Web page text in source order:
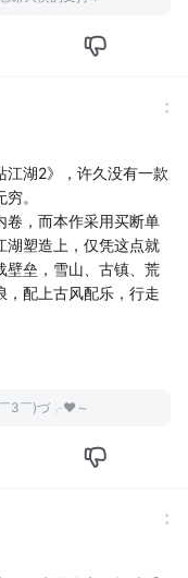
江湖2》，许久没有一款
。
卷，而本作采用买断单
湖塑造上，仅凭这点就
壁垒，雪山、古镇、荒
，配上古风配乐，行走
门书生、江湖子弟、
家决定。正邪路线随
奇门兵器全都可练，
的随机奇遇、巷弄里
活逻辑，白天赶集经
整个江湖是“活”的，而
￣3￣)づ╭❤～